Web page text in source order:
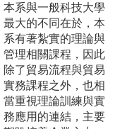
本系與一般科技大學
最大的不同在於，本
系有著紮實的理論與
管理相關課程，因此
除了貿易流程與貿易
實務課程之外，也相
當重視理論訓練與實
務應用的連結，主要